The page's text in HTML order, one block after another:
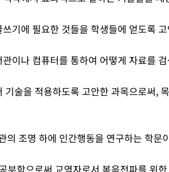
기에 필요한 것들을 학생들에 얻도록
이나 컴퓨터를 통하여 어떻게 자료를
술을 적용하도록 고안한 과목으로써,
의 조명 하에 인간행동을 연구하는 학문